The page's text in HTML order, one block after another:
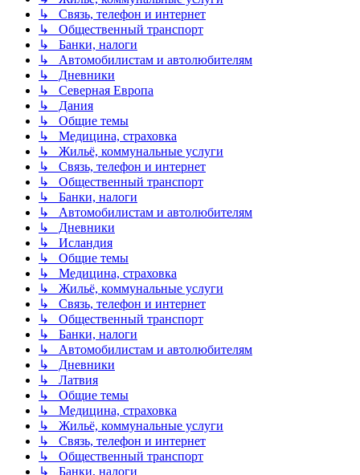
↳ Связь, телефон и интернет
↳ Общественный транспорт
↳ Банки, налоги
↳ Автомобилистам и автолюбителям
↳ Дневники
↳ Северная Европа
↳ Дания
↳ Общие темы
↳ Медицина, страховка
↳ Жильё, коммунальные услуги
↳ Связь, телефон и интернет
↳ Общественный транспорт
↳ Банки, налоги
↳ Автомобилистам и автолюбителям
↳ Дневники
↳ Исландия
↳ Общие темы
↳ Медицина, страховка
↳ Жильё, коммунальные услуги
↳ Связь, телефон и интернет
↳ Общественный транспорт
↳ Банки, налоги
↳ Автомобилистам и автолюбителям
↳ Дневники
↳ Латвия
↳ Общие темы
↳ Медицина, страховка
↳ Жильё, коммунальные услуги
↳ Связь, телефон и интернет
↳ Общественный транспорт
↳ Банки, налоги